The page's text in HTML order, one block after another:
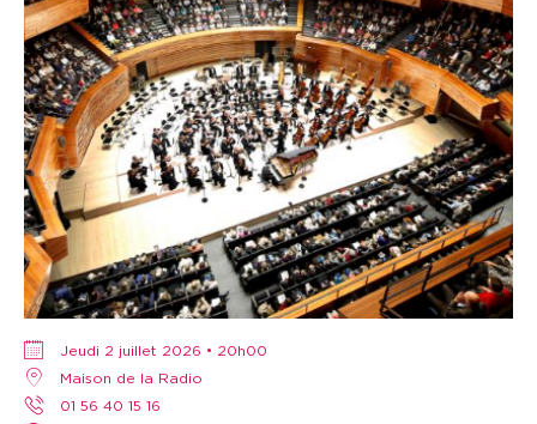
jeudi 2 juillet 2026 • 20h00
Maison de la Radio
01 56 40 15 16